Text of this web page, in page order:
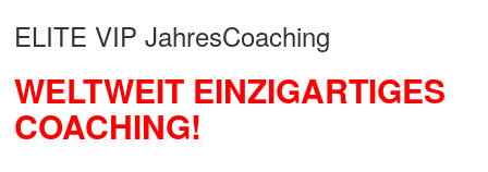
ELITE VIP JahresCoaching
WELTWEIT EINZIGARTIGES
COACHING!